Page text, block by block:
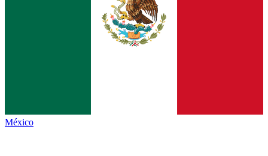
México